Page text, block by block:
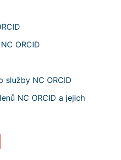
ORCID
služby NC ORCID
NC ORCID a jejich